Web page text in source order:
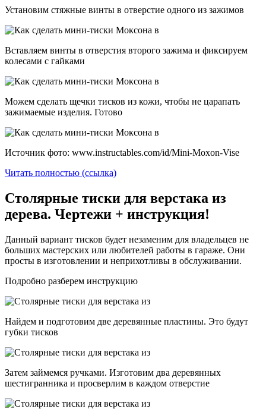
Установим стяжные винты в отверстие одного из зажимов
Вставляем винты в отверстия второго зажима и фиксируем
колесами с гайками
Можем сделать щечки тисков из кожи, чтобы не царапать
зажимаемые изделия. Готово
Источник фото: www.instructables.com/id/Mini-Moxon-Vise
Читать полностью (ссылка)
Столярные тиски для верстака из
дерева. Чертежи + инструкция!
Данный вариант тисков будет незаменим для владельцев не
больших мастерских или любителей работы в гараже. Они
просты в изготовлении и неприхотливы в обслуживании.
Подробно разберем инструкцию
Найдем и подготовим две деревянные пластины. Это будут
губки тисков
Затем займемся ручками. Изготовим два деревянных
шестигранника и просверлим в каждом отверстие